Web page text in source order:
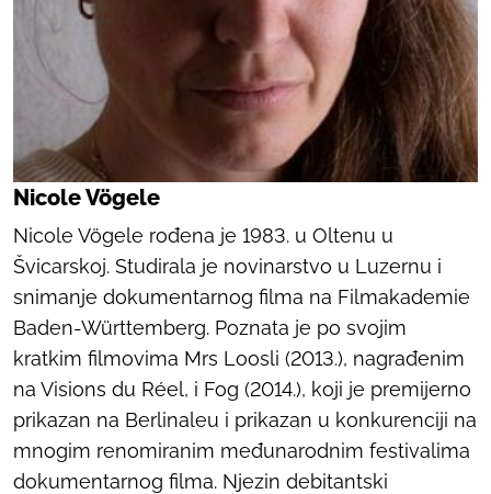
Nicole Vögele
Nicole Vögele rođena je 1983. u Oltenu u
Švicarskoj. Studirala je novinarstvo u Luzernu i
snimanje dokumentarnog filma na Filmakademie
Baden-Württemberg. Poznata je po svojim
kratkim filmovima Mrs Loosli (2013.), nagrađenim
na Visions du Réel, i Fog (2014.), koji je premijerno
prikazan na Berlinaleu i prikazan u konkurenciji na
mnogim renomiranim međunarodnim festivalima
dokumentarnog filma. Njezin debitantski